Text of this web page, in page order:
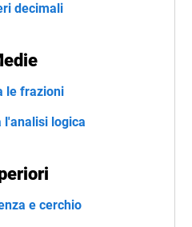
decimali
le frazioni
l'analisi logica
e cerchio